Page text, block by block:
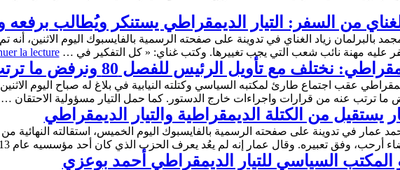
من السفر: التيار الديمقراطي يستنكر ويُطالب برفعه
بالبرلمان زياد الغناي في تدوينة على صفحته الرسمية بالفايسبوك اليوم الاثنين،
عليه مهنة نائب شعب التي يجب تغييرها. وكتب غناي: « كل التفكير في …la lecture
نختلف مع تأويل الرئيس للفصل 80 ونرفض ما ترتب عنه من قرارات
ما ترتب عنه من قرارات واجراءات خارج الدستور. كما حمل التيار مسؤولية الاحتقان
يستقيل من الكتلة الديمقراطية والتيار الديمقراطي
عمار في تدوينة على صفحته الرسمية بالفايسبوك اليوم الخميس، استقالته النهائية
أرحب، وفق تعبيره. وقال عمار إنه لم يعُد يعرف الحزب الذي كان أحد مؤسسيه عام 2013، …
السياسي للتيار الديمقراطي أحمد بوعزي